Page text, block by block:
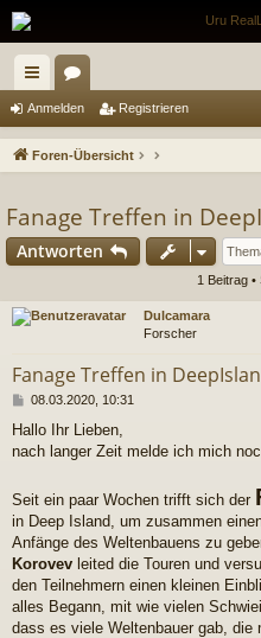
ch
ne
ug
riff
or
en
Anmelden Registrieren
Foren-Übersicht
Fanage Treffen in
Antworten
1 Beitrag •
Dulcamara
Forscher
Fanage Treffen in
B
i
t
g
08.03.2020, 10:31
Hallo Ihr Lieben,
nach langer Zeit melde ich mich
Seit ein paar Wochen trifft sich der
in Deep Island, um zusammen
Anfänge des Weltenbauens zu
Korovev leited die Touren und
den Teilnehmern einen kleinen
alles Begann, mit wie vielen
dass es viele Weltenbauer gab, die